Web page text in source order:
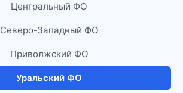
Центральный ФО
Северо-Западный ФО
Приволжский ФО
Уральский ФО